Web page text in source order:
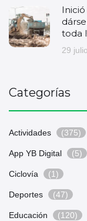
toda
29
Categorías
Actividades (375)
App YB Digital (5)
Ciclovía (1)
Deportes (47)
Educación (120)